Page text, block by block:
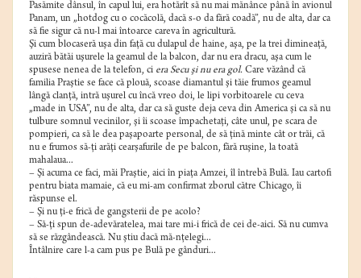
Pasămite dânsul, în capul lui, era hotărît să nu mai mănânce până în avionul
Panam, un „hotdog cu o cocăcolă, dacă s-o da fără coadă”, nu de alta, dar ca
să fie sigur că nu-l mai întoarce careva în agricultură.
Şi cum blocaseră uşa din faţă cu dulapul de haine, aşa, pe la trei dimineaţă,
auziră bătăi uşurele la geamul de la balcon, dar nu era dracu, aşa cum le
spusese nenea de la telefon, ci era Secu şi nu era gol. Care văzând că
familia Praştie se face că plouă, scoase diamantul şi tăie frumos geamul
lângă clanţă, intră uşurel cu încă vreo doi, le lipi vorbitoarele cu ceva
„made in USA”, nu de alta, dar ca să guste deja ceva din America şi ca să nu
tulbure somnul vecinilor, şi îi scoase împachetaţi, câte unul, pe scara de
pompieri, ca să le dea paşapoarte personal, de să ţină minte cât or trăi, că
nu e frumos să-ţi arăţi cearşafurile de pe balcon, fără ruşine, la toată
mahalaua...
– Şi acuma ce faci, măi Praştie, aici în piaţa Amzei, îl întrebă Bulă. Iau cartofi
pentru biata mamaie, că eu mi-am confirmat zborul către Chicago, îi
răspunse el.
– Şi nu ţi-e frică de gangsterii de pe acolo?
– Să-ţi spun de-adevăratelea, mai tare mi-i frică de cei de-aici. Să nu cumva
să se răzgândească. Nu ştiu dacă mă-nţelegi...
Întâlnire care l-a cam pus pe Bulă pe gânduri...